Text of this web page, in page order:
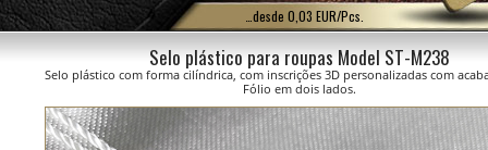
…desde 0,03 EUR/Pcs.
Selo plástico para roupas Model ST-M238
Selo plástico com forma cilíndrica, com inscrições 3D personalizadas com
Fólio em dois lados.